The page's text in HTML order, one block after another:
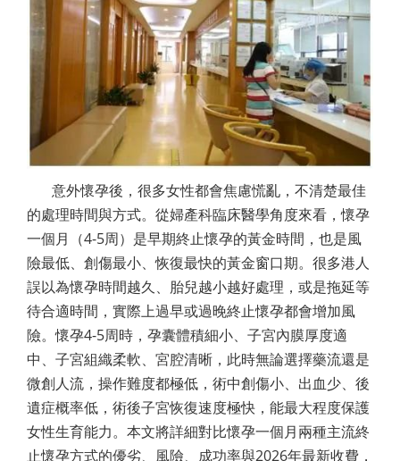
意外懷孕後，很多女性都會焦慮慌亂，不清楚最佳
的處理時間與方式。從婦產科臨床醫學角度來看，懷孕
一個月（4-5周）是早期終止懷孕的黃金時間，也是風
險最低、創傷最小、恢復最快的黃金窗口期。很多港人
誤以為懷孕時間越久、胎兒越小越好處理，或是拖延等
待合適時間，實際上過早或過晚終止懷孕都會增加風
險。懷孕4-5周時，孕囊體積細小、子宮內膜厚度適
中、子宮組織柔軟、宮腔清晰，此時無論選擇藥流還是
微創人流，操作難度都極低，術中創傷小、出血少、後
遺症概率低，術後子宮恢復速度極快，能最大程度保護
女性生育能力。本文將詳細對比懷孕一個月兩種主流終
止懷孕方式的優劣、風險、成功率與2026年最新收費，